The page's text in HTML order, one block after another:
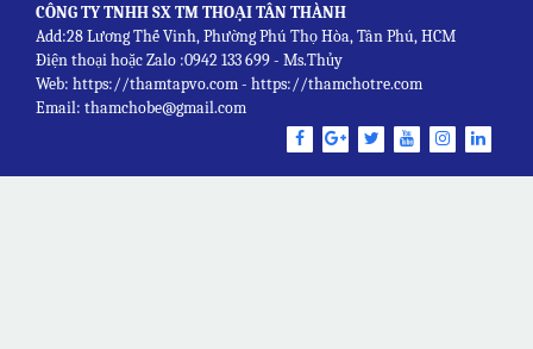
CÔNG TY TNHH SX TM THOẠI TÂN THÀNH
Add:28 Lương Thế Vinh, Phường Phú Thọ Hòa, Tân Phú, HCM
Điện thoại hoặc Zalo :0942 133 699 - Ms.Thủy
Web: https://thamtapvo.com - https://thamchotre.com
Email: thamchobe@gmail.com